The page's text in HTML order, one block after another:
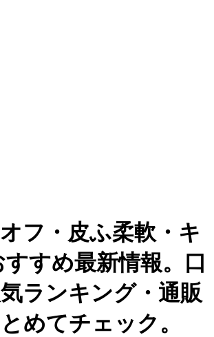
フ・皮ふ柔軟・キ
すめ最新情報。口
ランキング・通販
めてチェック。